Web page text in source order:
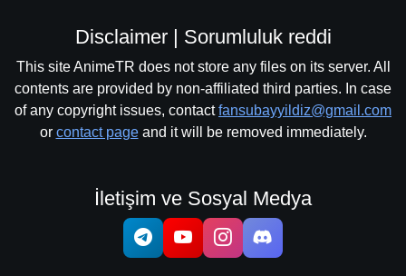
Disclaimer | Sorumluluk reddi
This site AnimeTR does not store any files on its server. All
contents are provided by non-affiliated third parties. In case
of any copyright issues, contactfansubayyildiz@gmail.com
or contact pageand it will be removed immediately.
İletişim ve Sosyal Medya